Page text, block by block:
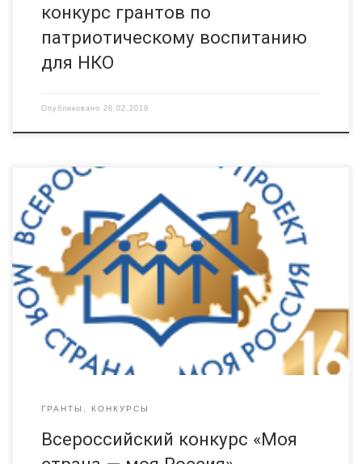
конкурс грантов по
патриотическому воспитанию
для НКО
Опубликовано 26.02.2019
Обявлен заочный и очный конкурс социальных проектов,
направленных на социально-экономическое развитие России.
Самым лучшим социальным проектам окажут содействие в
тиражировании своего опыта в другие районы и регионы.
Необходимо быть не моложе 14 лет и не старше 35 лет (за
исключениемряда номинаций, которые не имеют возрастных
ограничений). Более подробная информация — […]
ГРАНТЫ, КОНКУРСЫ
Всероссийский конкурс «Моя